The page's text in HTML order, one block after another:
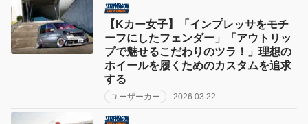
【Kカー女子】「インプレッサをモチ
ーフにしたフェンダー」「アウトリッ
プで魅せるこだわりのツラ！」理想の
ホイールを履くためのカスタムを追求
する
ユーザーカー 2026.03.22